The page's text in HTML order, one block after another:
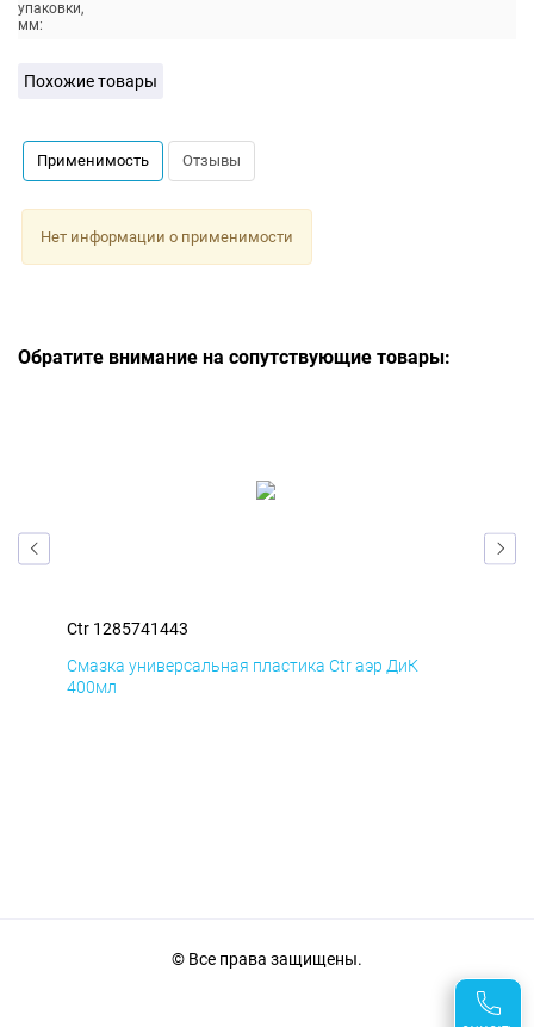
упаковки,
мм:
Похожие товары
Применимость Отзывы
Нет информации о применимости
Обратите внимание на сопутствующие товары:
Ctr 1285741443
Смазка универсальная пластика Ctr аэр ДиК
400мл
© Все права защищены.